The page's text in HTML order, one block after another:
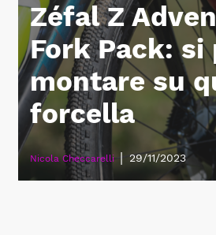
Zéfal Z
Fork Pack: si
montare su
forcella
Nicola Checcarelli 29/11/2023